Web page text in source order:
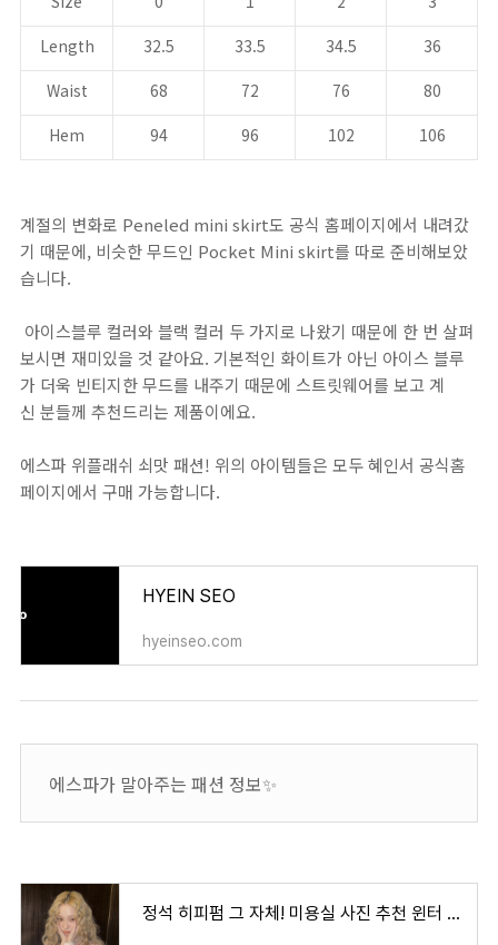
Length
32.5 33.5 34.5
36
Waist
68 72 76
80
Hem
94 96 102 106
계절의 변화로 Peneled mini skirt도 공식 홈페이지에서 내려갔
기 때문에, 비슷한 무드인 Pocket Mini skirt를 따로 준비해보았
습니다.
아이스블루 컬러와 블랙 컬러 두 가지로 나왔기 때문에 한 번 살펴
보시면 재미있을 것 같아요. 기본적인 화이트가 아닌 아이스 블루
가 더욱 빈티지한 무드를 내주기 때문에 스트릿웨어를 보고 계
신 분들께 추천드리는 제품이에요.
에스파 위플래쉬 쇠맛 패션! 위의 아이템들은 모두 혜인서 공식홈
페이지에서 구매 가능합니다.
HYEIN SEO
hyeinseo.com
에스파가 말아주는 패션 정보✨
정석 히피펌 그 자체! 미용실 사진 추천 윈터 히피펌 사진 모음